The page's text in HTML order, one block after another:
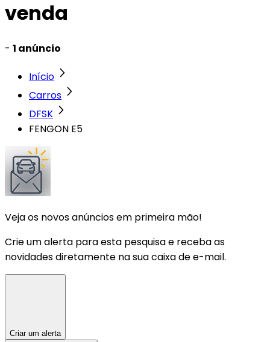
venda
- 1 anúncio
Início
Carros
DFSK
FENGON E5
Veja os novos anúncios em primeira mão!
Crie um alerta para esta pesquisa e receba as
novidades diretamente na sua caixa de e-mail.
Criar um alerta